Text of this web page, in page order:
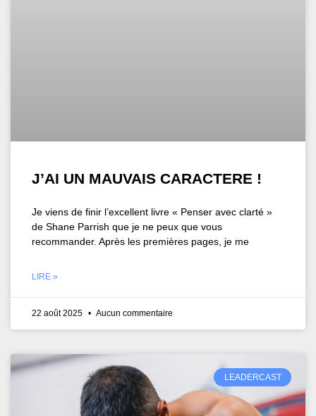
J’AI UN MAUVAIS CARACTERE !
Je viens de finir l’excellent livre « Penser avec clarté »
de Shane Parrish que je ne peux que vous
recommander. Après les premières pages, je me
LIRE »
22 août 2025 Aucun commentaire
LEADERCAST